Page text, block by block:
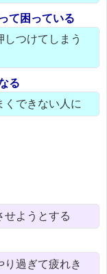
て困っている
つけてしまう
る
くできない人に
せようとする
過ぎて疲れき